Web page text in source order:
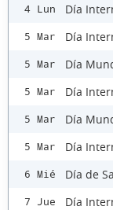
4 Lun Día
5 Mar Día
5 Mar Día
5 Mar Día
5 Mar Día
5 Mar Día
6 Mié Día de
7 Jue Día